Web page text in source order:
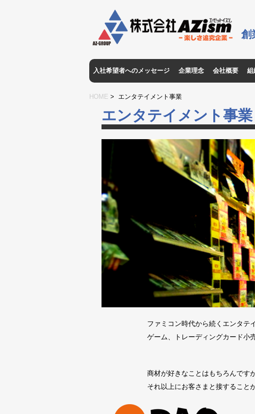
創
入社希望者へのメッセージ 企業理念 会社概要 組
HOME > エンタテイメント事業
エンタテイメント事業
ファミコン時代から続くエンタテ
ゲーム、トレーディングカード小
商材が好きなことはもちろんですが
それ以上にお客さまと接すること